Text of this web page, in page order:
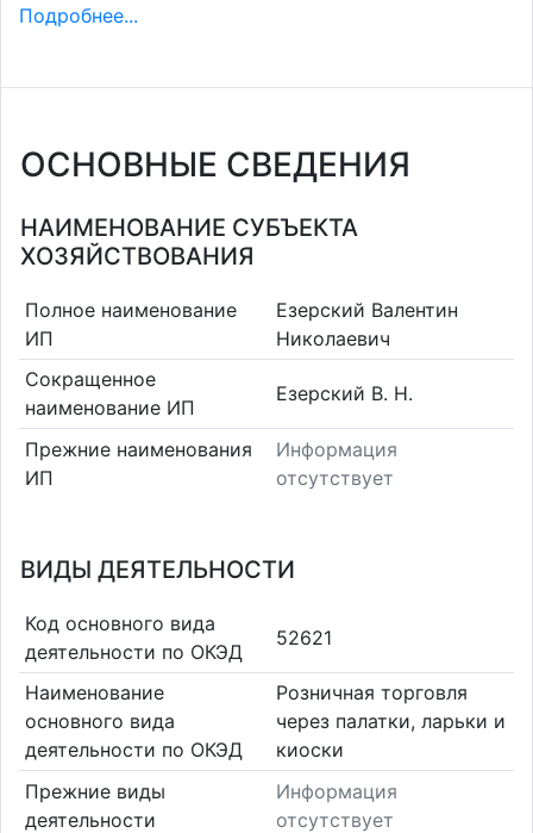
Подробнее...
ОСНОВНЫЕ СВЕДЕНИЯ
НАИМЕНОВАНИЕ СУБЪЕКТА
ХОЗЯЙСТВОВАНИЯ
Полное наименование
ИП
Езерский Валентин
Николаевич
Сокращенное
наименование ИП
Езерский В. Н.
Прежние наименования
ИП
Информация
отсутствует
ВИДЫ ДЕЯТЕЛЬНОСТИ
Код основного вида
деятельности по ОКЭД
52621
Наименование
основного вида
деятельности по ОКЭД
Розничная торговля
через палатки, ларьки и
киоски
Прежние виды
деятельности
Информация
отсутствует